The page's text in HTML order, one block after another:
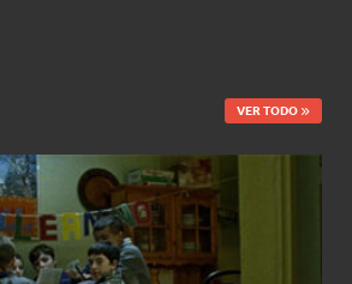
VER TODO